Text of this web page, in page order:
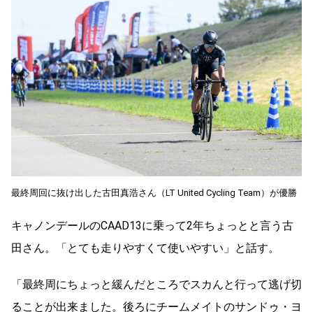
最終周回に抜け出した古田真浩さん（LT United Cycling Team）が優勝
キャノンデールのCAAD13に乗って2年ちょっとと言う古
田さん。「とても走りやすくて使いやすい」と話す。
「最終周にちょっと緩んだところでスカんと行って逃げ切
ることが出来ました。後ろにチームメイトのサンドゥ・ヨ